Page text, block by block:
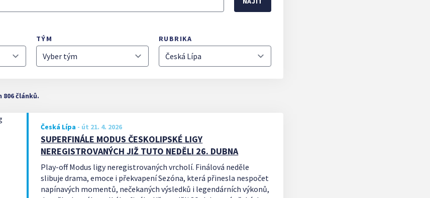
TÝM RUBRIKA
806 článků.
Česká Lípa - út 21. 4. 2026
SUPERFINÁLE MODUS ČESKOLIPSKÉ LIGY
NEREGISTROVANÝCH JIŽ TUTO NEDĚLI 26. DUBNA
Play-off Modus ligy neregistrovaných vrcholí. Finálová neděle
slibuje drama, emoce i překvapení Sezóna, která přinesla nespočet
napínavých momentů, nečekaných výsledků i legendárních výkonů,